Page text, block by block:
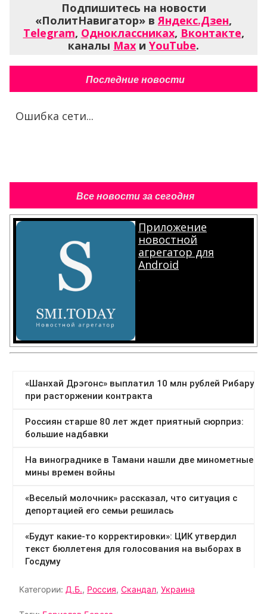
Подпишитесь на новости
«ПолитНавигатор» вЯндекс.Дзен,
Telegram, Одноклассниках, Вконтакте,
каналы Max и YouTube.
Последние новости
Ошибка сети...
Все новости за сегодня
Приложение
новостной
агрегатор для
Android
.
Категории: Д.Б., Россия, Скандал, Украина